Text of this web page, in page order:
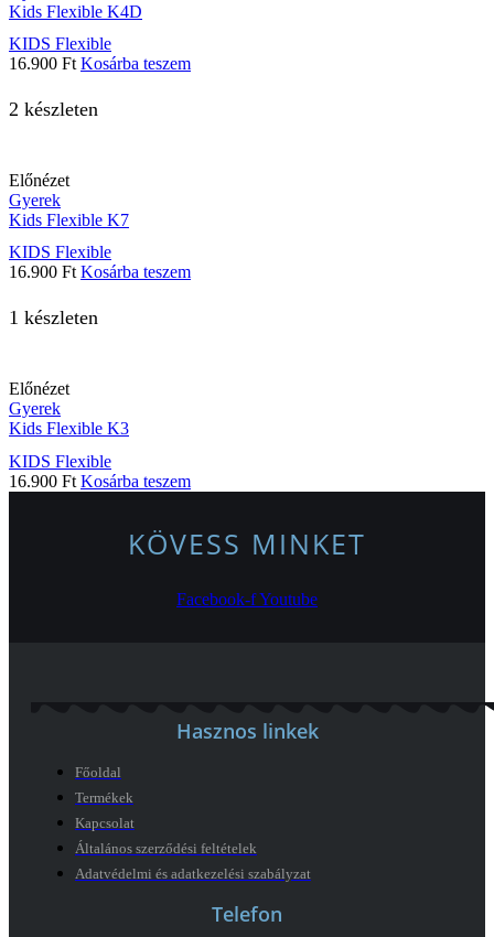
Kids Flexible K4D
KIDS Flexible
16.900 Ft Kosárba teszem
2 készleten
Előnézet
Gyerek
Kids Flexible K7
KIDS Flexible
16.900 Ft Kosárba teszem
1 készleten
Előnézet
Gyerek
Kids Flexible K3
KIDS Flexible
16.900 Ft Kosárba teszem
KÖVESS MINKET
Facebook-fYoutube
Hasznos linkek
Főoldal
Termékek
Kapcsolat
Általános szerződési feltételek
Adatvédelmi és adatkezelési szabályzat
Telefon